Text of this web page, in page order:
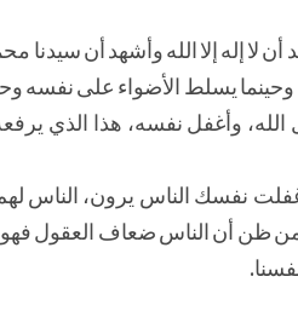
لا إله إلا الله وأشهد أن سيدنا
يسلط الأضواء على نفسه
وأغفل نفسه، هذا الذي
نفسك الناس يرون، الناس
ومن ظن أن الناس ضعاف العقول